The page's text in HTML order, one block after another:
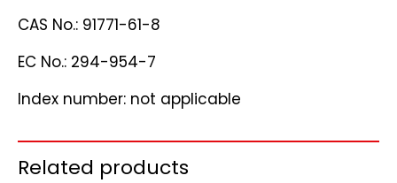
CAS No.: 91771-61-8
EC No.: 294-954-7
Index number: not applicable
Related products